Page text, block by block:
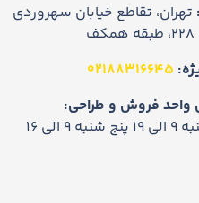
تهران، تقاطع خیابان سهروردی
02188316645
واحد فروش و طراحی:
19
پنج شنبه 9 الی 16